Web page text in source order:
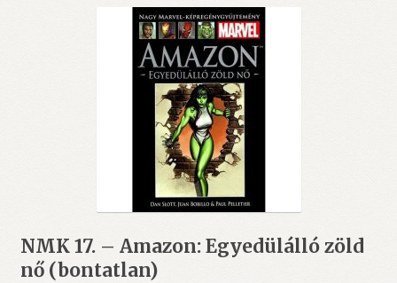
NMK 17. – Amazon: Egyedülálló zöld
nő (bontatlan)